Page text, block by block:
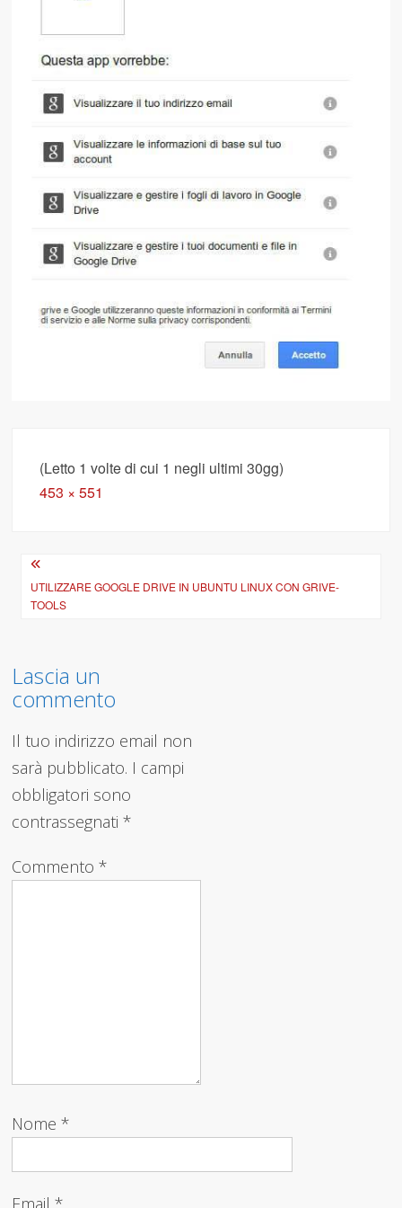
(Letto 1 volte di cui 1 negli ultimi 30gg)
Full
453 × 551
Navigazione
articoli
UTILIZZARE GOOGLE DRIVE IN UBUNTU LINUX CON GRIVE-
TOOLS
Lascia un
commento
Il tuo indirizzo email non
sarà pubblicato. I campi
obbligatori sono
contrassegnati*
Commento*
Nome*
Email*